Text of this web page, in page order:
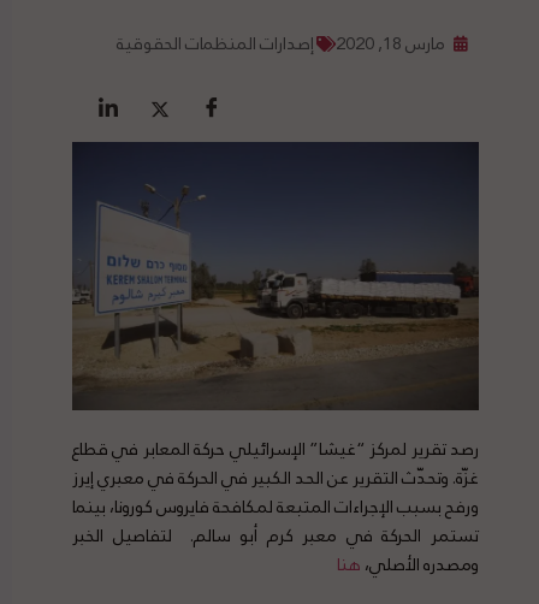
مارس 18, 2020 إصدارات المنظمات الحقوقية
رصد تقرير لمركز “غيشا” الإسرائيلي حركة المعابر في قطاع
غزّة. وتحدّث التقرير عن الحد الكبير في الحركة في معبري إيرز
ورفح بسبب الإجراءات المتبعة لمكافحة فايروس كورونا، بينما
تستمر الحركة في معبر كرم أبو سالم. لتفاصيل الخبر
ومصدره الأصلي،هنا